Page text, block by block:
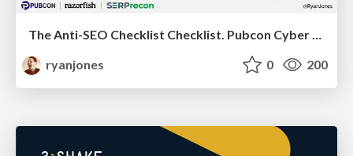
The Anti-SEO Checklist Checklist. Pubcon Cyber Week
ryanjones
0 200